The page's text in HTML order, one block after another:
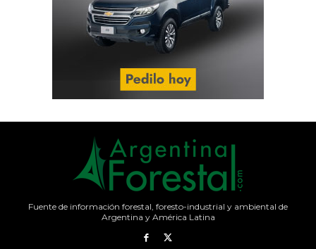
Fuente de información forestal, foresto-industrial y ambiental de
Argentina y América Latina